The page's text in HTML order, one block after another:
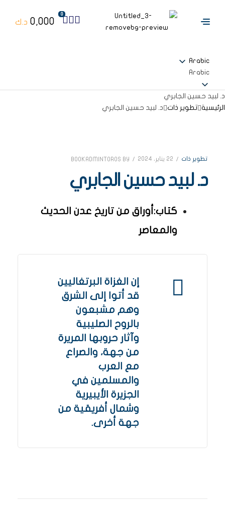
0
0,000 د.ك
Arabic
Arabic
د. لبيد حسين الجابري
الرئيسية تطوير ذات د. لبيد حسين الجابري
تطوير ذات 22 يناير، 2024 BY
BOOKADMINTOROS
د. لبيد حسين الجابري
كتاب:أوراق من تاريخ عدن الحديث
والمعاصر
إن الغزاة البرتغاليين
قد أتوا إلى الشرق
وهم مشبعون
بالروح الصليبية
وآثار حروبها المريرة
من جهة، والصراع
مع العرب
والمسلمين في
الجزيرة الأيبيرية
وشمال أفريقية من
جهة أخرى.